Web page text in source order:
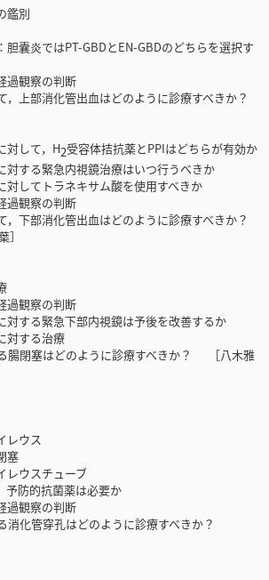
別
炎ではPT-GBDとEN-GBDのどちらを選択す
観察の判断
上部消化管出血はどのように診療すべきか？
して，H2受容体拮抗薬とPPIはどちらが有効か
る緊急内視鏡治療はいつ行うべきか
てトラネキサム酸を使用すべきか
観察の判断
下部消化管出血はどのように診療すべきか？
観察の判断
る緊急下部内視鏡は予後を改善するか
する治療
閉塞はどのように診療すべきか？ ［八木雅
ウス
塞
ウスチューブ
的抗菌薬は必要か
観察の判断
化管穿孔はどのように診療すべきか？